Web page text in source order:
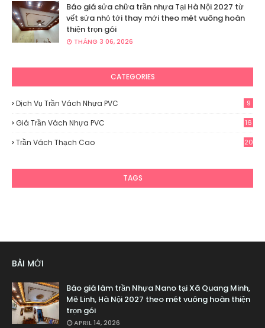
Báo giá sửa chữa trần nhựa Tại Hà Nội 2027 từ
vết sửa nhỏ tới thay mới theo mét vuông hoàn
thiện trọn gói
THÁNG 3 06, 2026
CATEGORIES
Dịch Vụ Trần Vách Nhựa PVC 9
Giá Trần Vách Nhựa PVC 16
Trần Vách Thạch Cao 20
TAGS
BÀI MỚI
Báo giá làm trần Nhựa Nano tại Xã Quang Minh,
Mê Linh, Hà Nội 2027 theo mét vuông hoàn thiện
trọn gói
APRIL 14, 2026